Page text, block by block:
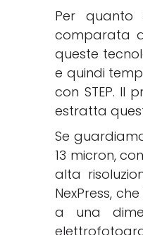
Per
comparata
queste
e quindi
con STEP. Il
estratta
Se
13 micron,
alta
NexPress,
a una